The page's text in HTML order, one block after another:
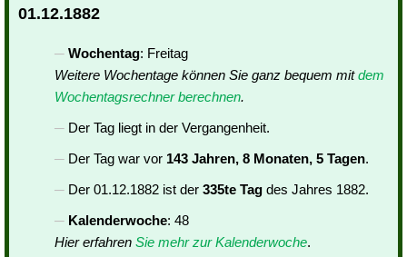
01.12.1882
Wochentag: Freitag
Weitere Wochentage können Sie ganz bequem mitdem
Wochentagsrechner berechnen.
Der Tag liegt in der Vergangenheit.
Der Tag war vor 143 Jahren, 8 Monaten, 5 Tagen.
Der 01.12.1882 ist der 335te Tag des Jahres 1882.
Kalenderwoche: 48
Hier erfahren Sie mehr zur Kalenderwoche.